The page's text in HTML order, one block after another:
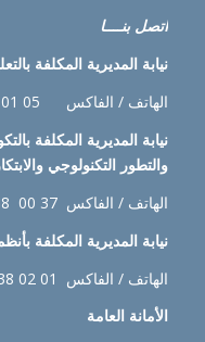
اتصل بنــــا
نيابة المديرية المكلفة
الهاتف / الفاكس 05 01 38 24 (+213)
نيابة المديرية المكلفة
والتطور التكنولوجي
الهاتف / الفاكس 37 00 38 24 (+213)
نيابة المديرية المكلفة
الهاتف / الفاكس 01 02 38 24 (+213)
الأمانة العامة